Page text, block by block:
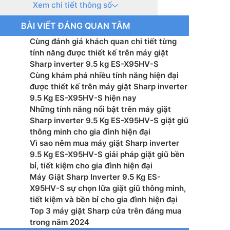
cơ: Truyền động gián tiếp (dây Curoa)
sấy: Không có
sử dụng điện: 7.29 WH/Kg
vắt tối đa: 750 vòng/phút
lồng giặt: Thép không gỉ
vỏ máy: Kim loại sơn tĩnh điện
nắp máy: Kính chịu lực
khiển: Song ngữ Anh – Việt có nút nhấn
khối lượng: 986 – 530 – 570 mm – Nặng 31 kg
Xem chi tiết thông số
BÀI VIẾT ĐÁNG QUAN TÂM
Cùng đánh giá khách quan chi tiết từng
tính năng được thiết kế trên máy giặt
Sharp inverter 9.5 kg ES-X95HV-S
Cùng khám phá nhiều tính năng hiện đại
được thiết kế trên máy giặt Sharp inverter
9.5 Kg ES-X95HV-S hiện nay
Những tính năng nổi bật trên máy giặt
Sharp inverter 9.5 Kg ES-X95HV-S giặt giũ
thông minh cho gia đình hiện đại
Vì sao nêm mua máy giặt Sharp inverter
9.5 Kg ES-X95HV-S giải pháp giặt giũ bền
bỉ, tiết kiệm cho gia đình hiện đại
Máy Giặt Sharp Inverter 9.5 Kg ES-
X95HV-S sự chọn lữa giặt giũ thông minh,
tiết kiệm và bền bỉ cho gia đình hiện đại
Top 3 máy giặt Sharp cửa trên đáng mua
trong năm 2024